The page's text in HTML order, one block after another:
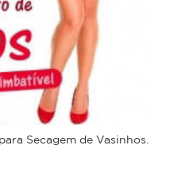
Secagem de Vasinhos.